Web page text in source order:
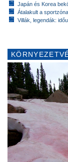
Japán és Korea
Átalakult a sportzóna
Villák, legendák: